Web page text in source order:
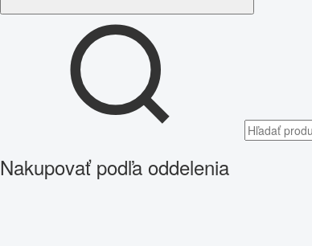
Nakupovať podľa oddelenia